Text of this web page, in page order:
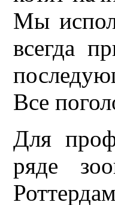
Мы
всегда
Все
Для
ряде